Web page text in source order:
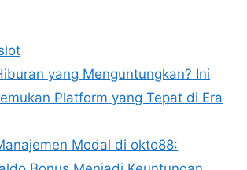
yang Menguntungkan? Ini
Platform yang Tepat di Era
Modal di okto88: